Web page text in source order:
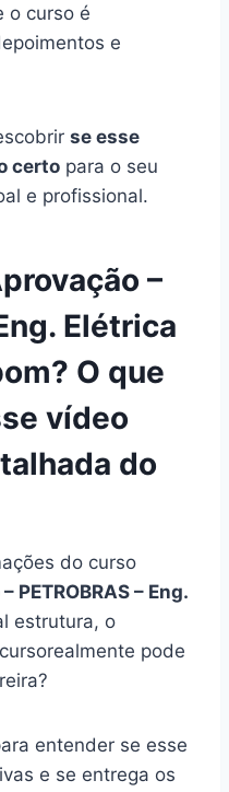
o curso é
e
se esse
certo para o seu
e profissional.
–
Elétrica
O que
vídeo
do
do curso
PETROBRAS – Eng.
estrutura, o
pode
entender se esse
e se entrega os